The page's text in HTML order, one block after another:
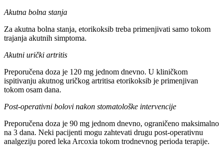
Akutna bolna stanja
Za akutna bolna stanja, etorikoksib treba primenjivati samo tokom
trajanja akutnih simptoma.
Akutni urički artritis
Preporučena doza je 120 mg jednom dnevno. U kliničkom
ispitivanju akutnog uričkog artritisa etorikoksib je primenjivan
tokom osam dana.
Post-operativni bolovi nakon stomatološke intervencije
Preporučena doza je 90 mg jednom dnevno, ograničeno maksimalno
na 3 dana. Neki pacijenti mogu zahtevati drugu post-operativnu
analgeziju pored leka Arcoxia tokom trodnevnog perioda terapije.